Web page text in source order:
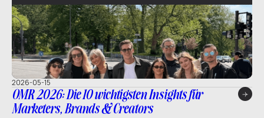
2026-05-15
OMR 2026: Die 10 wichtigsten Insights für
Marketers, Brands & Creators